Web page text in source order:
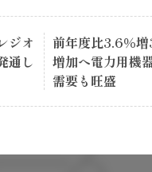
ジオ
通し
前年度比3.6％
増加へ電力用機
需要も旺盛